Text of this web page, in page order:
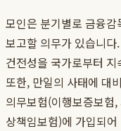
모인은 분기별로 금융
보고할 의무가 있습니
건전성을 국가로부터
또한, 만일의 사태에 대
의무보험(이행보증보험
상책임보험)에 가입되